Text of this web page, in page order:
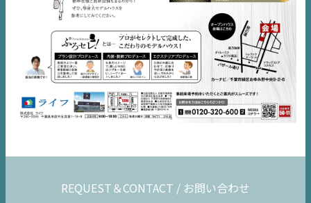
REQUEST＆CONTACT / お問い合わせ